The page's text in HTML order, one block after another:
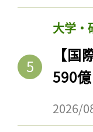
大学・
【
590
2026/